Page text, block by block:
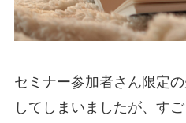
セミナー参加者さん限定
してしまいましたが、す